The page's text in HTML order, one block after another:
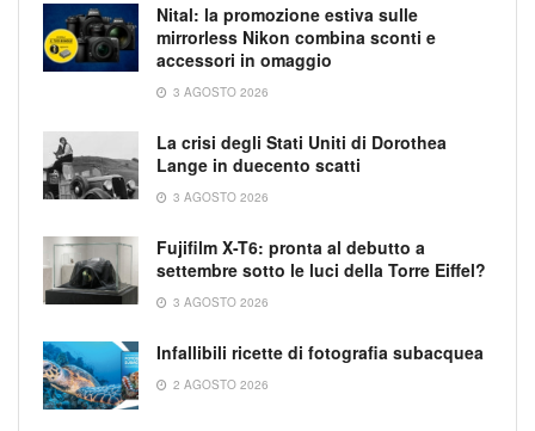
Nital: la promozione estiva sulle
mirrorless Nikon combina sconti e
accessori in omaggio
3 AGOSTO 2026
La crisi degli Stati Uniti di Dorothea
Lange in duecento scatti
3 AGOSTO 2026
Fujifilm X-T6: pronta al debutto a
settembre sotto le luci della Torre Eiffel?
3 AGOSTO 2026
Infallibili ricette di fotografia subacquea
2 AGOSTO 2026